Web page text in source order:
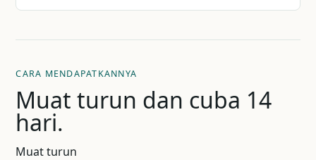
CARA MENDAPATKANNYA
Muat turun dan cuba 14
hari.
Muat turun